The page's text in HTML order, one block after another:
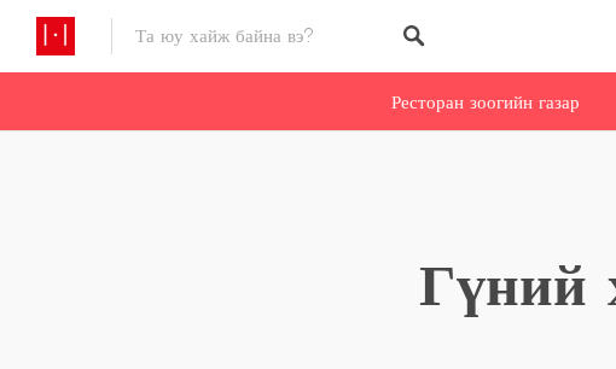
Ресторан зоогийн газар
Гүний